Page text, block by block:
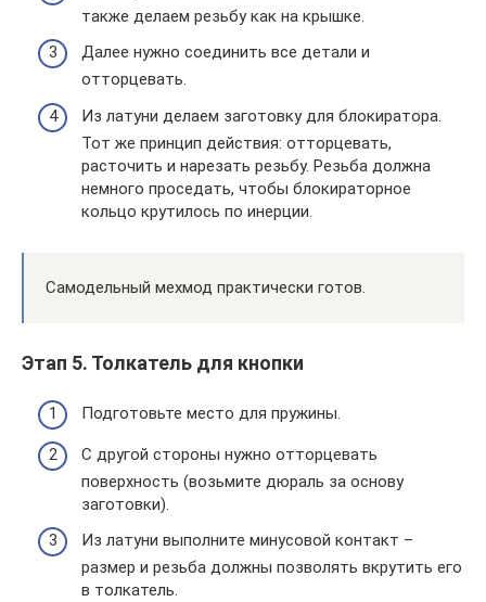
также делаем резьбу как на крышке.
Далее нужно соединить все детали и
отторцевать.
Из латуни делаем заготовку для блокиратора.
Тот же принцип действия: отторцевать,
расточить и нарезать резьбу. Резьба должна
немного проседать, чтобы блокираторное
кольцо крутилось по инерции.
Самодельный мехмод практически готов.
Этап 5. Толкатель для кнопки
Подготовьте место для пружины.
С другой стороны нужно отторцевать
поверхность (возьмите дюраль за основу
заготовки).
Из латуни выполните минусовой контакт –
размер и резьба должны позволять вкрутить его
в толкатель.